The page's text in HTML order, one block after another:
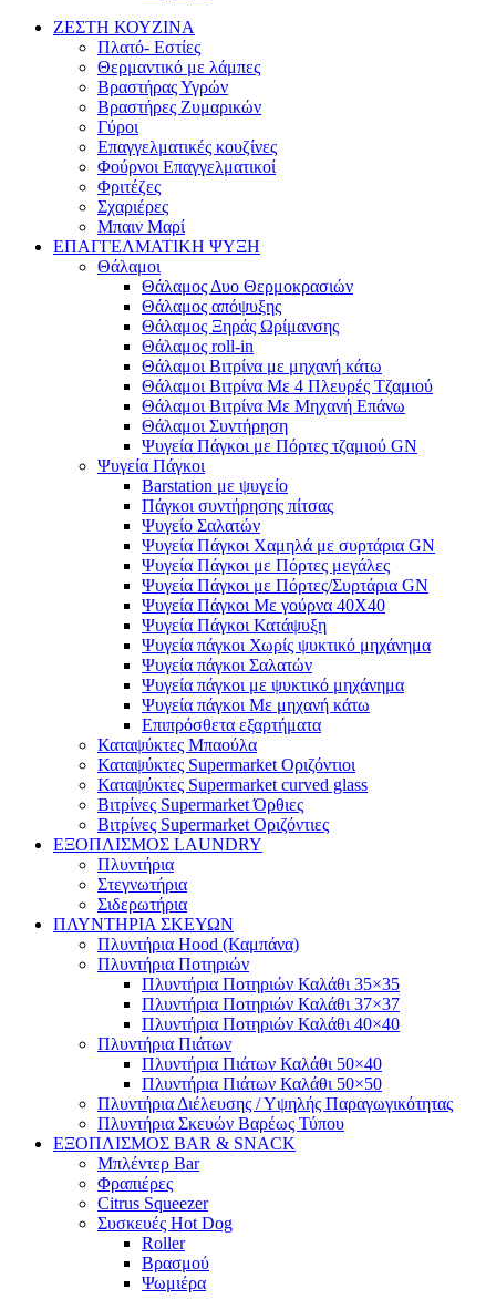
ΖΕΣΤΗ ΚΟΥΖΙΝΑ
Πλατό- Εστίες
Θερμαντικό με λάμπες
Βραστήρας Υγρών
Βραστήρες Ζυμαρικών
Γύροι
Επαγγελματικές κουζίνες
Φούρνοι Επαγγελματικοί
Φριτέζες
Σχαριέρες
Μπαιν Μαρί
ΕΠΑΓΓΕΛΜΑΤΙΚΗ ΨΥΞΗ
Θάλαμοι
Θάλαμος Δυο Θερμοκρασιών
Θάλαμος απόψυξης
Θάλαμος Ξηράς Ωρίμανσης
Θάλαμος roll-in
Θάλαμοι Βιτρίνα με μηχανή κάτω
Θάλαμοι Βιτρίνα Με 4 Πλευρές Τζαμιού
Θάλαμοι Βιτρίνα Με Μηχανή Επάνω
Θάλαμοι Συντήρηση
Ψυγεία Πάγκοι με Πόρτες τζαμιού GN
Ψυγεία Πάγκοι
Barstation με ψυγείο
Πάγκοι συντήρησης πίτσας
Ψυγείο Σαλατών
Ψυγεία Πάγκοι Χαμηλά με συρτάρια GN
Ψυγεία Πάγκοι με Πόρτες μεγάλες
Ψυγεία Πάγκοι με Πόρτες/Συρτάρια GN
Ψυγεία Πάγκοι Με γούρνα 40Χ40
Ψυγεία Πάγκοι Κατάψυξη
Ψυγεία πάγκοι Χωρίς ψυκτικό μηχάνημα
Ψυγεία πάγκοι Σαλατών
Ψυγεία πάγκοι με ψυκτικό μηχάνημα
Ψυγεία πάγκοι Με μηχανή κάτω
Επιπρόσθετα εξαρτήματα
Καταψύκτες Μπαούλα
Καταψύκτες Supermarket Οριζόντιοι
Καταψύκτες Supermarket curved glass
Βιτρίνες Supermarket Όρθιες
Βιτρίνες Supermarket Οριζόντιες
ΕΞΟΠΛΙΣΜΟΣ LAUNDRY
Πλυντήρια
Στεγνωτήρια
Σιδερωτήρια
ΠΛΥΝΤΗΡΙΑ ΣΚΕΥΩΝ
Πλυντήρια Hood (Καμπάνα)
Πλυντήρια Ποτηριών
Πλυντήρια Ποτηριών Καλάθι 35×35
Πλυντήρια Ποτηριών Καλάθι 37×37
Πλυντήρια Ποτηριών Καλάθι 40×40
Πλυντήρια Πιάτων
Πλυντήρια Πιάτων Καλάθι 50×40
Πλυντήρια Πιάτων Καλάθι 50×50
Πλυντήρια Διέλευσης / Υψηλής Παραγωγικότητας
Πλυντήρια Σκευών Βαρέως Τύπου
ΕΞΟΠΛΙΣΜΟΣ BAR & SNACK
Μπλέντερ Bar
Φραπιέρες
Citrus Squeezer
Συσκευές Hot Dog
Roller
Βρασμού
Ψωμιέρα